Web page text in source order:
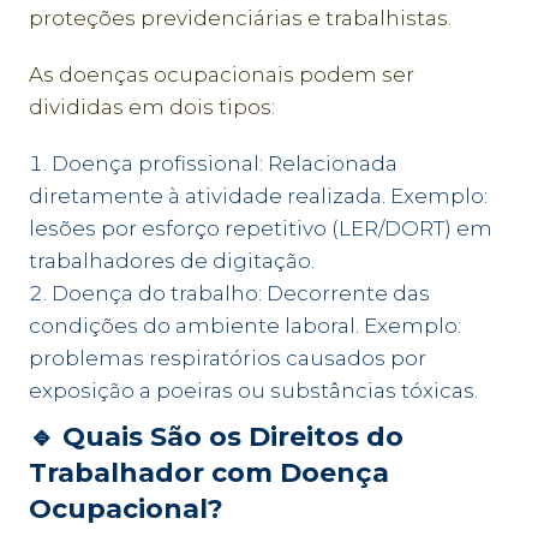
proteções previdenciárias e trabalhistas.
As doenças ocupacionais podem ser
divididas em dois tipos:
Doença profissional: Relacionada
diretamente à atividade realizada. Exemplo:
lesões por esforço repetitivo (LER/DORT) em
trabalhadores de digitação.
Doença do trabalho: Decorrente das
condições do ambiente laboral. Exemplo:
problemas respiratórios causados por
exposição a poeiras ou substâncias tóxicas.
🔹 Quais São os Direitos do
Trabalhador com Doença
Ocupacional?